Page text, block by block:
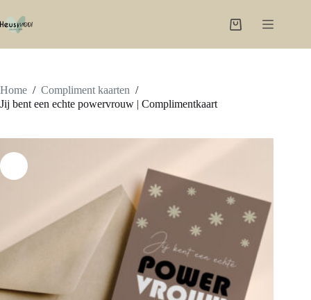
de
Winkelwagen
Home / Compliment kaarten /
Jij bent een echte powervrouw | Complimentkaart